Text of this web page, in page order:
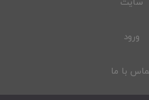
سایت
ورود
با ما